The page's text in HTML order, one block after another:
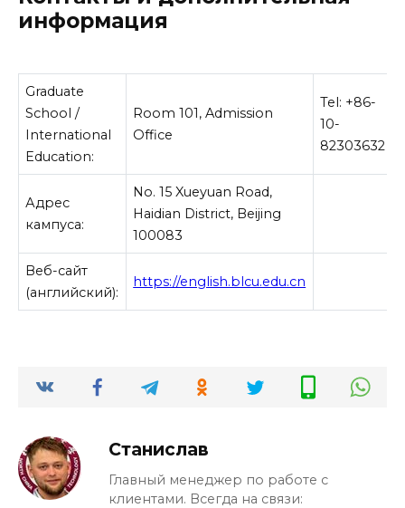
информация
Graduate
School /
International
Education:
Room 101, Admission
Office
Tel: +86-
10-
82303632
Адрес
кампуса:
No. 15 Xueyuan Road,
Haidian District, Beijing
100083
Веб-сайт
(английский):
https://english.blcu.edu.cn
Станислав
Главный менеджер по работе с
клиентами. Всегда на связи: